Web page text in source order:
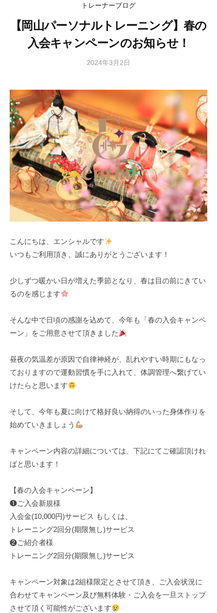
y
m
a
n
a
g
e
m
e
n
t
t
u
i
o
トレーナーブログ
【岡山パーソナルトレーニング】春の
入会キャンペーンのお知らせ！
2024年3月2日
寛
こんにちは、エンシャルです
いつもご利用頂き、誠にありがとうございます！
少しずつ暖かい日が増えた季節となり、春は目の前にきてい
るのを感じます
そんな中で日頃の感謝を込めて、今年も「春の入会キャンペ
ーン」をご用意させて頂きました
昼夜の気温差が原因で自律神経が、乱れやすい時期にもなっ
ておりますので運動習慣を手に入れて、体調管理へ繋げてい
けたらと思います
そして、今年も夏に向けて格好良い納得のいった身体作りを
始めていきましょう
キャンペーン内容の詳細については、下記にてご確認頂けれ
ばと思います！
【春の入会キャンペーン】
❶ご入会新規様
入会金(10,000円)サービス もしくは、
トレーニング2回分(期限無し)サービス
❷ご紹介者様
トレーニング2回分(期限無し)サービス
キャンペーン対象は2組様限定とさせて頂き、ご入会状況に
合わせてキャンペーン及び無料体験・ご入会を一旦ストップ
させて頂く可能性がございます
y
m
a
n
a
g
e
m
e
n
t
t
u
i
o